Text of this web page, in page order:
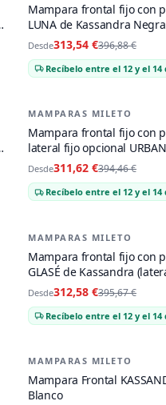
Mampara frontal fijo con
LUNA de Kassandra
Desde313,54 €396,88 €
Recíbelo entre el 12 y el 14
- 21 %
MAMPARAS MILETO
Mampara frontal fijo con
lateral fijo opcional
Negro Mate
Desde311,62 €394,46 €
Recíbelo entre el 12 y el 14
- 21 %
MAMPARAS MILETO
Mampara frontal fijo con
GLASÉ de Kassandra
Desde312,58 €395,67 €
Recíbelo entre el 12 y el 14
- 21 %
MAMPARAS MILETO
Mampara Frontal
Blanco